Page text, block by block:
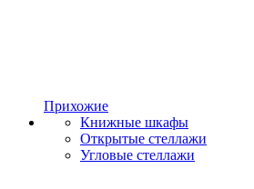
Прихожие
Книжные шкафы
Открытые стеллажи
Угловые стеллажи